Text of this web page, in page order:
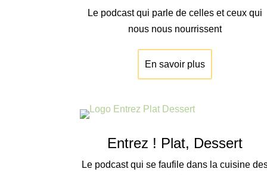
Le podcast qui parle de celles et ceux qui
nous nous nourrissent
En savoir plus
Entrez ! Plat, Dessert
Le podcast qui se faufile dans la cuisine